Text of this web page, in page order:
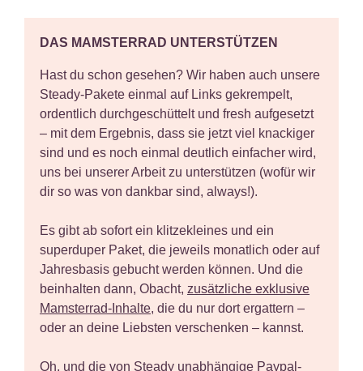
DAS MAMSTERRAD UNTERSTÜTZEN
Hast du schon gesehen? Wir haben auch unsere
Steady-Pakete einmal auf Links gekrempelt,
ordentlich durchgeschüttelt und fresh aufgesetzt
– mit dem Ergebnis, dass sie jetzt viel knackiger
sind und es noch einmal deutlich einfacher wird,
uns bei unserer Arbeit zu unterstützen (wofür wir
dir so was von dankbar sind, always!).
Es gibt ab sofort ein klitzekleines und ein
superduper Paket, die jeweils monatlich oder auf
Jahresbasis gebucht werden können. Und die
beinhalten dann, Obacht, zusätzliche exklusive
Mamsterrad-Inhalte, die du nur dort ergattern –
oder an deine Liebsten verschenken – kannst.
Oh, und die von Steady unabhängige Paypal-